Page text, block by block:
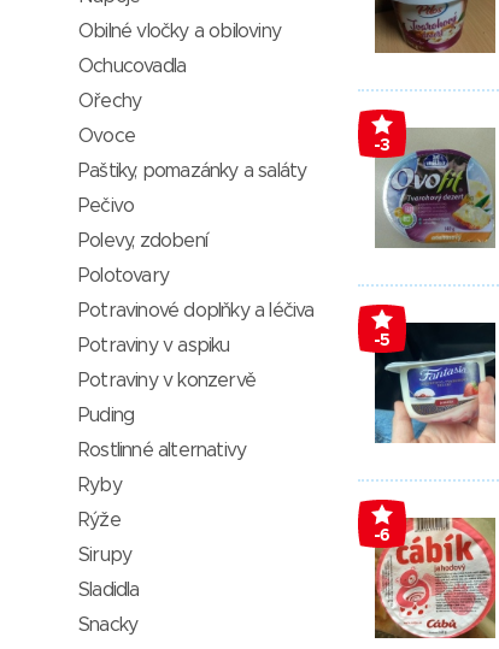
-3
-5
-6
Obilné vločky a obiloviny
Ochucovadla
Ořechy
Ovoce
Paštiky, pomazánky a saláty
Pečivo
Polevy, zdobení
Polotovary
Potravinové doplňky a léčiva
Potraviny v aspiku
Potraviny v konzervě
Puding
Rostlinné alternativy
Ryby
Rýže
Sirupy
Sladidla
Snacky